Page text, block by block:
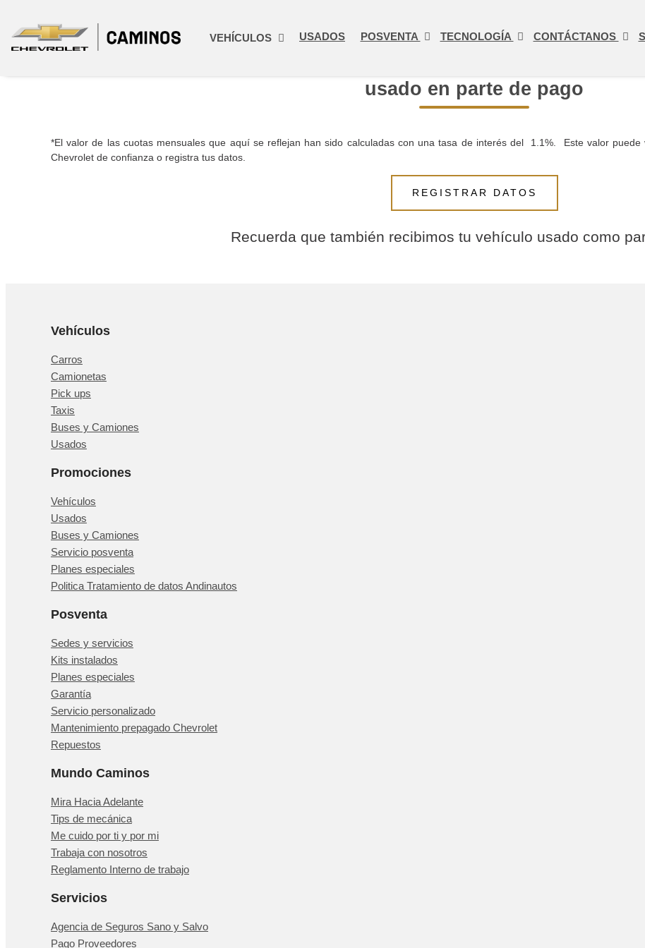
VEHÍCULOS USADOS POSVENTA TECNOLOGÍA CONTÁCTANOS
usado en parte de pago
*El valor de las cuotas mensuales que aquí se reflejan han sido calculadas con una tasa de interés del 1.1%. Este valor
Chevrolet de confianza o registra tus datos.
REGISTRAR DATOS
Recuerda que también recibimos tu vehículo usado como
Vehículos
Carros
Camionetas
Pick ups
Taxis
Buses y Camiones
Usados
Promociones
Vehículos
Usados
Buses y Camiones
Servicio posventa
Planes especiales
Politica Tratamiento de datos Andinautos
Posventa
Sedes y servicios
Kits instalados
Planes especiales
Garantía
Servicio personalizado
Mantenimiento prepagado Chevrolet
Repuestos
Mundo Caminos
Mira Hacia Adelante
Tips de mecánica
Me cuido por ti y por mi
Trabaja con nosotros
Reglamento Interno de trabajo
Servicios
Agencia de Seguros Sano y Salvo
Pago Proveedores